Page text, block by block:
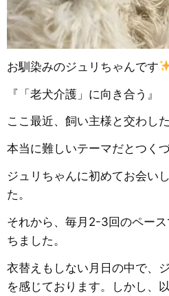
お馴染みのジュリちゃんです
『「老犬介護」に向き合う』
ここ最近、飼い主様と交わし
本当に難しいテーマだとつく
ジュリちゃんに初めてお会い
た。
それから、毎月2-3回のペー
ちました。
衣替えもしない月日の中で、
を感じております。しかし、